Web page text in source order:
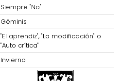
Siempre "No"
Géminis
"El aprendiz", "La modificación" o
"Auto crítica"
Invierno